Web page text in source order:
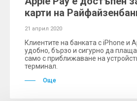
карти на
21 април 2020
Клиентите на банката с iPhone и
удобно, бързо и сигурно да
само с приближаване на
терминал.
Още